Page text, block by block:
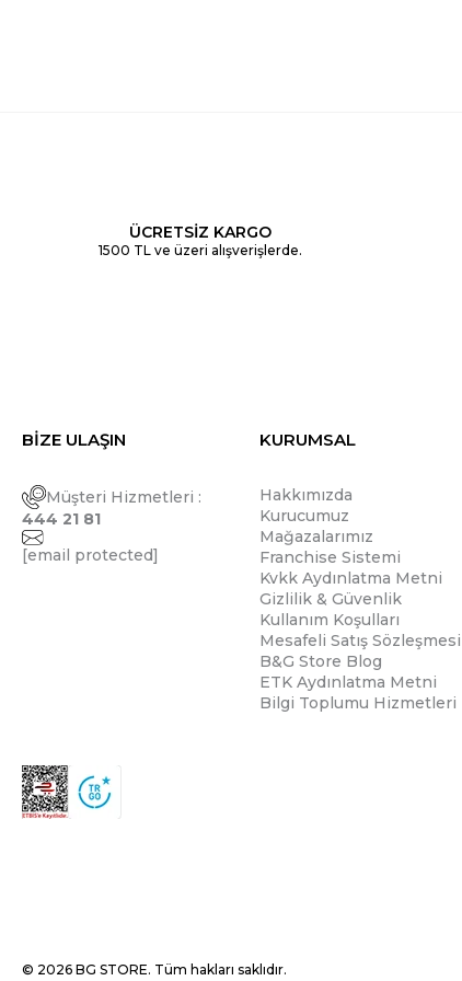
ÜCRETSİZ KARGO
1500 TL ve üzeri alışverişlerde.
BİZE ULAŞIN
Müşteri Hizmetleri :
444 21 81
[email protected]
KURUMSAL
Hakkımızda
Kurucumuz
Mağazalarımız
Franchise Sistemi
Kvkk Aydınlatma Metni
Gizlilik & Güvenlik
Kullanım Koşulları
Mesafeli Satış Sözleşmesi
B&G Store Blog
ETK Aydınlatma Metni
Bilgi Toplumu Hizmetleri
© 2026 BG STORE. Tüm hakları saklıdır.